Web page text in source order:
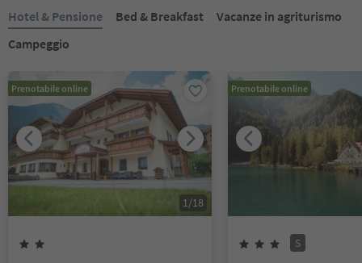
Hotel & Pensione Bed & Breakfast
Vacanze in agriturismo
Campeggio
Prenotabile online
1/18
Prenotabile online
S